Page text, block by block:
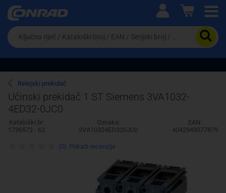
Ova postavka prilagođava asortiman proizvoda i
cijene vašim potrebama.
Pravno lice
Da
biste
potražili
proizvod,
unesite
ključnu
riječ,
kataloški
broj,
EAN
ili
Relejski prekidač
Učinski prekidač 1 ST Siemens 3VA1032-
4ED32-0JC0
Kataloški br:
1736572 - 62
Oznaka:
3VA10324ED320JC0
EAN:
4042949077879
(0) Prikaži recenzije